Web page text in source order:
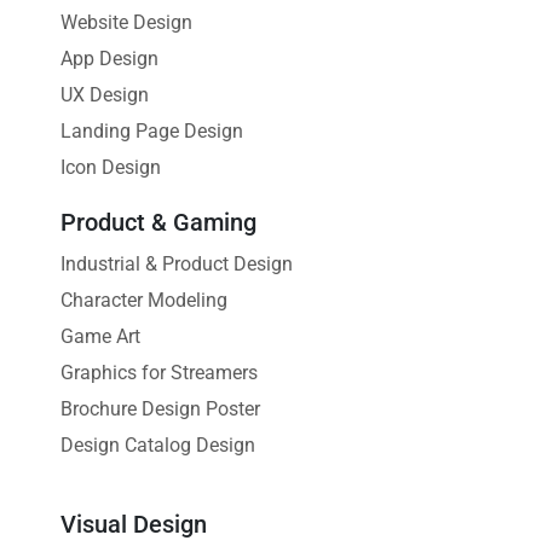
Website Design
App Design
UX Design
Landing Page Design
Icon Design
Product & Gaming
Industrial & Product Design
Character Modeling
Game Art
Graphics for Streamers
Brochure Design Poster
Design Catalog Design
Visual Design